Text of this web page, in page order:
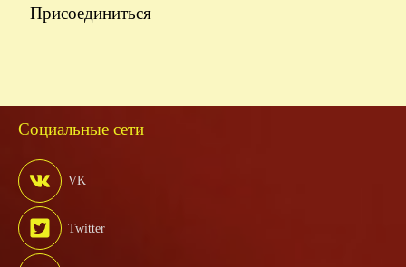
Присоединиться
Социальные сети
VK
Twitter